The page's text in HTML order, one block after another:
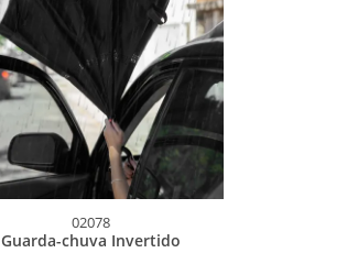
02078
Guarda-chuva Invertido